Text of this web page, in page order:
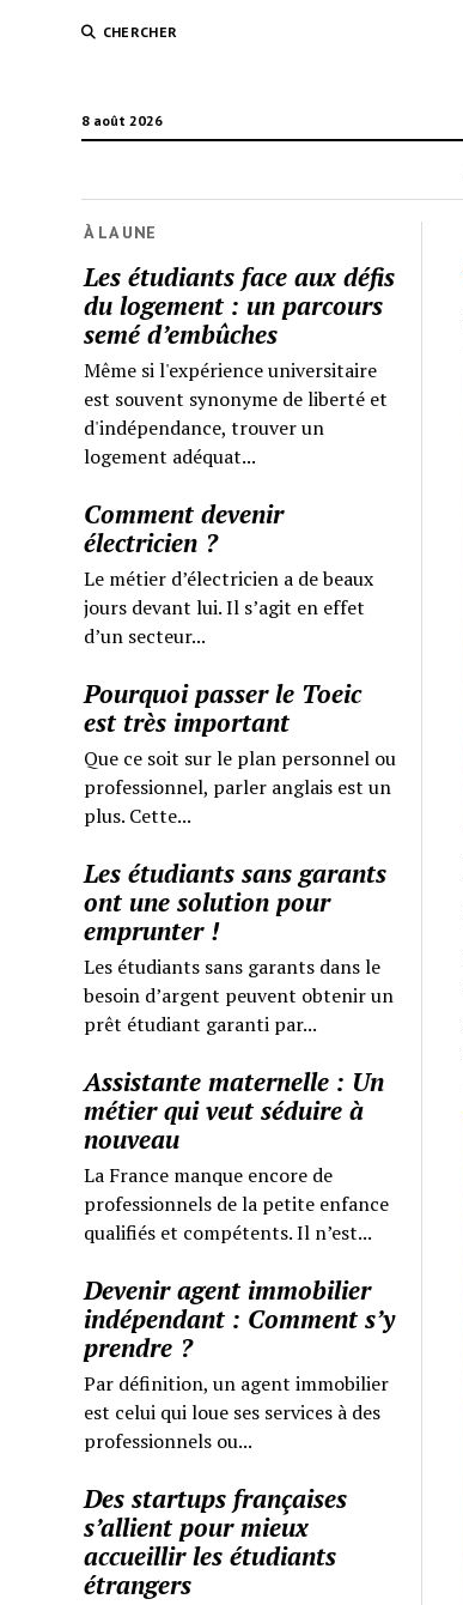
CHERCHER
8 août 2026
À LA UNE
Les étudiants face aux défis
du logement : un parcours
semé d’embûches
Même si l'expérience universitaire
est souvent synonyme de liberté et
d'indépendance, trouver un
logement adéquat...
Comment devenir
électricien ?
Le métier d’électricien a de beaux
jours devant lui. Il s’agit en effet
d’un secteur...
Pourquoi passer le Toeic
est très important
Que ce soit sur le plan personnel ou
professionnel, parler anglais est un
plus. Cette...
Les étudiants sans garants
ont une solution pour
emprunter !
Les étudiants sans garants dans le
besoin d’argent peuvent obtenir un
prêt étudiant garanti par...
Assistante maternelle : Un
métier qui veut séduire à
nouveau
La France manque encore de
professionnels de la petite enfance
qualifiés et compétents. Il n’est...
Devenir agent immobilier
indépendant : Comment s’y
prendre ?
Par définition, un agent immobilier
est celui qui loue ses services à des
professionnels ou...
Des startups françaises
s’allient pour mieux
accueillir les étudiants
étrangers